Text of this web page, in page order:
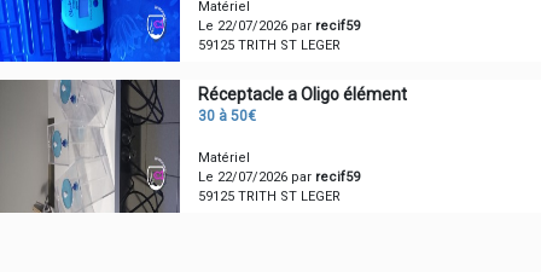
Matériel
Le 22/07/2026 par recif59
59125 TRITH ST LEGER
Réceptacle a Oligo élément
30 à 50€
Matériel
Le 22/07/2026 par recif59
59125 TRITH ST LEGER